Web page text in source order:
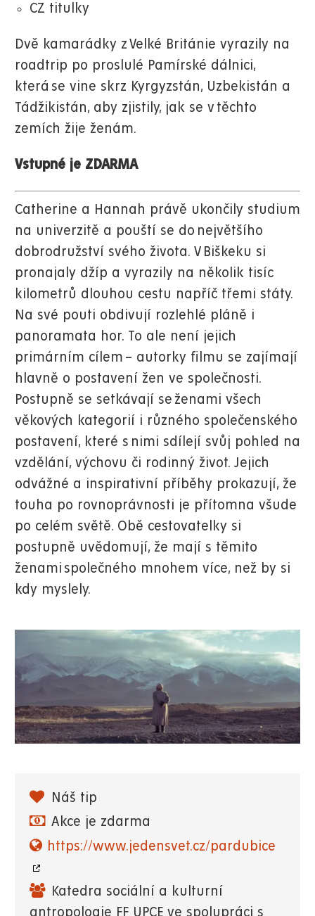
CZ titulky
Dvě kamarádky z Velké Británie vyrazily na
roadtrip po proslulé Pamírské dálnici,
která se vine skrz Kyrgyzstán, Uzbekistán a
Tádžikistán, aby zjistily, jak se v těchto
zemích žije ženám.
Vstupné je ZDARMA
Catherine a Hannah právě ukončily studium
na univerzitě a pouští se do největšího
dobrodružství svého života. V Biškeku si
pronajaly džíp a vyrazily na několik tisíc
kilometrů dlouhou cestu napříč třemi státy.
Na své pouti obdivují rozlehlé pláně i
panoramata hor. To ale není jejich
primárním cílem – autorky filmu se zajímají
hlavně o postavení žen ve společnosti.
Postupně se setkávají se ženami všech
věkových kategorií i různého společenského
postavení, které s nimi sdílejí svůj pohled na
vzdělání, výchovu či rodinný život. Jejich
odvážné a inspirativní příběhy prokazují, že
touha po rovnoprávnosti je přítomna všude
po celém světě. Obě cestovatelky si
postupně uvědomují, že mají s těmito
ženami společného mnohem více, než by si
kdy myslely.
Náš tip
Akce je zdarma
https://www.jedensvet.cz/pardubice
Katedra sociální a kulturní
antropologie FF UPCE ve spolupráci s